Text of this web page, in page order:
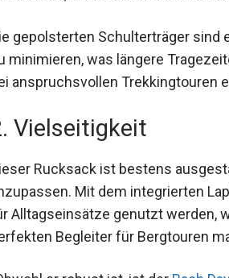
gepolsterten Schulterträger sind
minimieren, was längere
2. Vielseitigkeit
Rucksack ist bestens
Mit dem integrierten
für Alltagseinsätze genutzt